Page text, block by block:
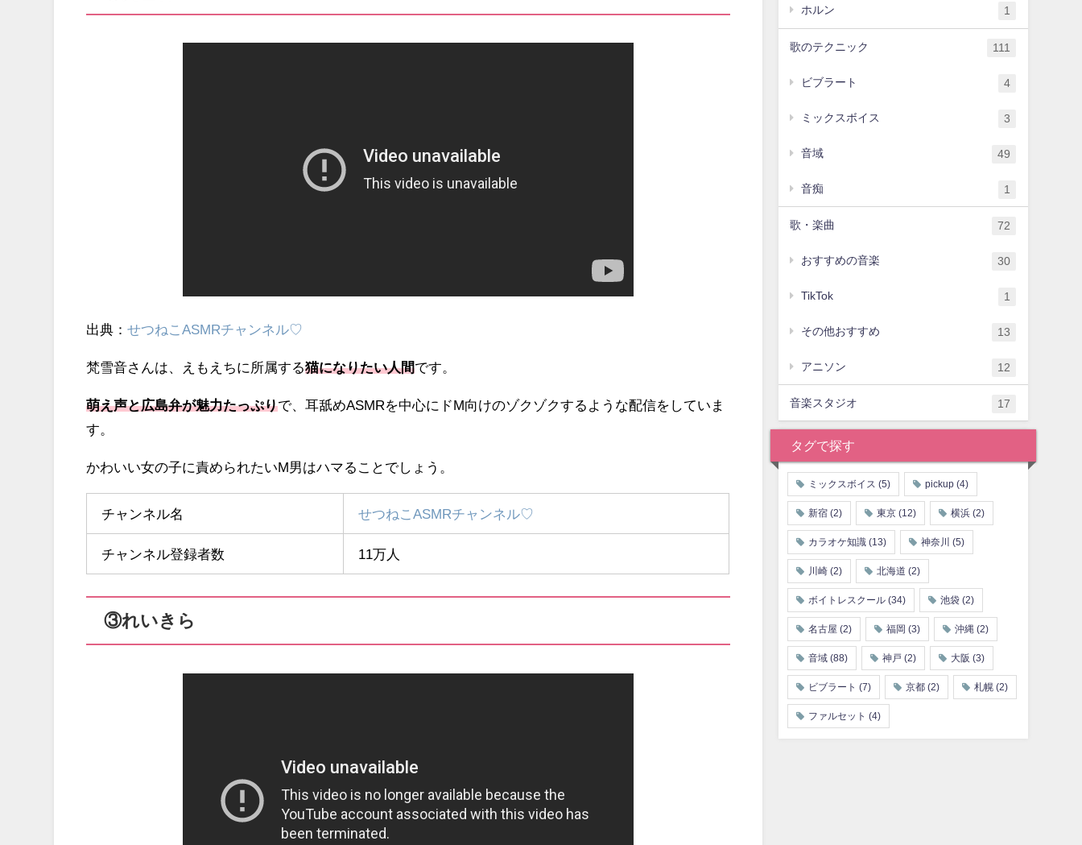
出典：せつねこASMRチャンネル♡
梵雪音さんは、えもえちに所属する猫になりたい人間です。
萌え声と広島弁が魅力たっぷりで、耳舐めASMRを中心にドM向けのゾクゾクするような配信をしていま
す。
かわいい女の子に責められたいM男はハマることでしょう。
チャンネル名 せつねこASMRチャンネル♡
チャンネル登録者数 11万人
③れいきら
ホルン 1
歌のテクニック 111
ビブラート 4
ミックスボイス 3
音域 49
音痴 1
歌・楽曲 72
おすすめの音楽 30
TikTok 1
その他おすすめ 13
アニソン 12
音楽スタジオ 17
タグで探す
ミックスボイス (5) pickup(4)
新宿(2) 東京(12) 横浜(2)
カラオケ知識 (13) 神奈川 (5)
川崎(2) 北海道 (2)
ボイトレスクール(34) 池袋(2)
名古屋 (2) 福岡 (3) 沖縄 (2)
音域(88) 神戸 (2) 大阪 (3)
ビブラート (7) 京都(2) 札幌(2)
ファルセット (4)